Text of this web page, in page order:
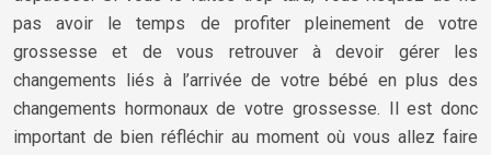
pas avoir le temps de profiter pleinement de votre
grossesse et de vous retrouver à devoir gérer les
changements liés à l’arrivée de votre bébé en plus des
changements hormonaux de votre grossesse. Il est donc
important de bien réfléchir au moment où vous allez faire